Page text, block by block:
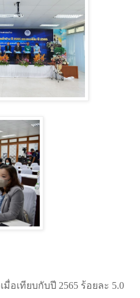
เทียบกับปี 2565 ร้อยละ 5.0